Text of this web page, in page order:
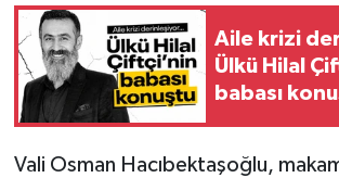
Aile krizi
Ülkü Hilal
babası
Vali Osman Hacıbektaşoğlu,